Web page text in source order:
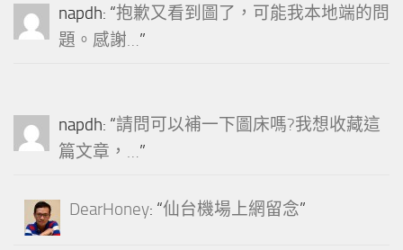
napdh: “抱歉又看到圖了，可能我本地端的問
題。感謝…”
napdh: “請問可以補一下圖床嗎?我想收藏這
篇文章，…”
DearHoney: “仙台機場上網留念”